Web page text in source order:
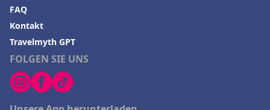
FOLGEN SIE UNS
FAQ
Kontakt
Travelmyth GPT